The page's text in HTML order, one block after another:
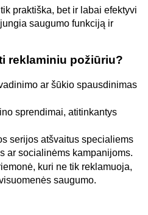
praktiška, bet ir labai efektyvi
saugumo funkciją ir
reklaminiu požiūriu?
ar šūkio spausdinimas
sprendimai, atitinkantys
serijos atšvaitus specialiems
ar socialinėms kampanijoms.
kuri ne tik reklamuoja,
saugumo.